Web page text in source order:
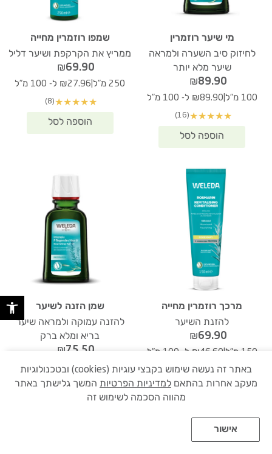
מי שיער רוזמרין
לחיזוק סיב השערה ולמראה
שיער מלא יותר
₪89.90
100 מ"ל ₪89.90 ל- 100 מ"ל
★
★
★
★
★
(16)
שמפו רוזמרין מחייה
ממריץ את הקרקפת ושיער דליל
₪69.90
250 מ"ל ₪27.96 ל- 100 מ"ל
★
★
★
★
★
(8)
מרכך רוזמרין מחייה
להזנת השיער
₪69.90
150 מ"ל |₪46.60 ל- 100 מ"ל
★
★
★
★
★
(4)
שמן הזנה לשיער
להזנה עמוקה ולמראה שיער
בריא ומלא ברק
₪ 75.50
50 מ"ל | ₪151.00 ל- 100 מ"ל
★
★
★
★
★
(2)
באתר זה נעשה שימוש בקבצי עוגיות (cookies) ובטכנולוגיות
מעקב אחרות בהתאם למדיניות הפרטיות המשך גלישתך באתר
מהווה הסכמה לשימוש זה
אישור